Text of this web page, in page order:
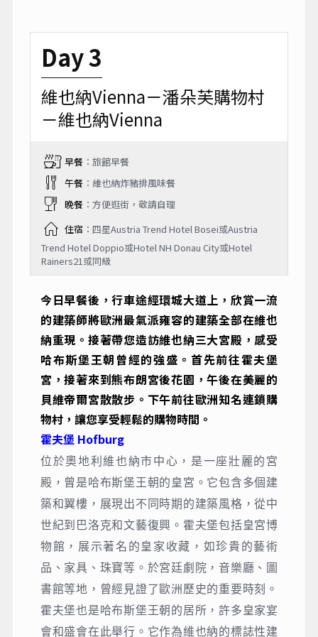
Day 3
維也納Vienna－潘朵芙購物村
－維也納Vienna
早餐：旅館早餐
午餐：維也納炸豬排風味餐
晚餐：方便逛街，敬請自理
住宿 ：四星Austria Trend Hotel Bosei或Austria
Trend Hotel Doppio或Hotel NH Donau City或Hotel
Rainers21或同級
今日早餐後，行車途經環城大道上，欣賞一流
的建築師將歐洲最氣派雍容的建築全部在維也
納重現。接著帶您造訪維也納三大宮殿，感受
哈布斯堡王朝曾經的強盛。首先前往霍夫堡
宮，接著來到熊布朗宮後花園，午後在美麗的
貝維帝爾宮散散步。下午前往歐洲知名連鎖購
物村，讓您享受輕鬆的購物時間。
霍夫堡 Hofburg
位於奧地利維也納市中心，是一座壯麗的宮
殿，曾是哈布斯堡王朝的皇宮。它包含多個建
築和翼樓，展現出不同時期的建築風格，從中
世紀到巴洛克和文藝復興。霍夫堡包括皇宮博
物館，展示著名的皇家收藏，如珍貴的藝術
品、家具、珠寶等。於宮廷劇院，音樂廳、圖
書館等地，曾經見證了歐洲歷史的重要時刻。
霍夫堡也是哈布斯堡王朝的居所，許多皇家宴
會和盛會在此舉行。它作為維也納的標誌性建